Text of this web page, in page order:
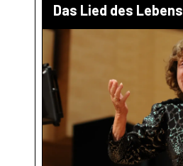
Das Lied des Lebens